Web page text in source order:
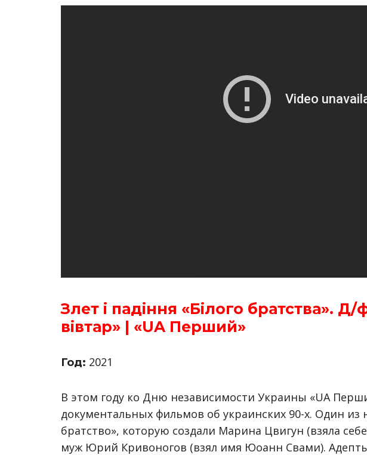
Злет і падіння «Білого братства».
вівтар» | «UA Перший»
Год: 2021
В этом году ко Дню независимости Украины «UA
документальных фильмов об украинских 90-х. Один из
братство», которую создали Марина Цвигун (взяла
муж Юрий Кривоногов (взял имя Юоанн Свами). Адепты